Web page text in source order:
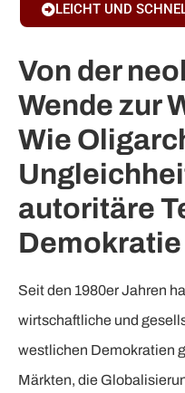
LEICHT UND
Von der
Wende zur
Wie
autoritäre
Seit den 1980er Jahren
wirtschaftliche und
westlichen Demokratien
Märkten, die